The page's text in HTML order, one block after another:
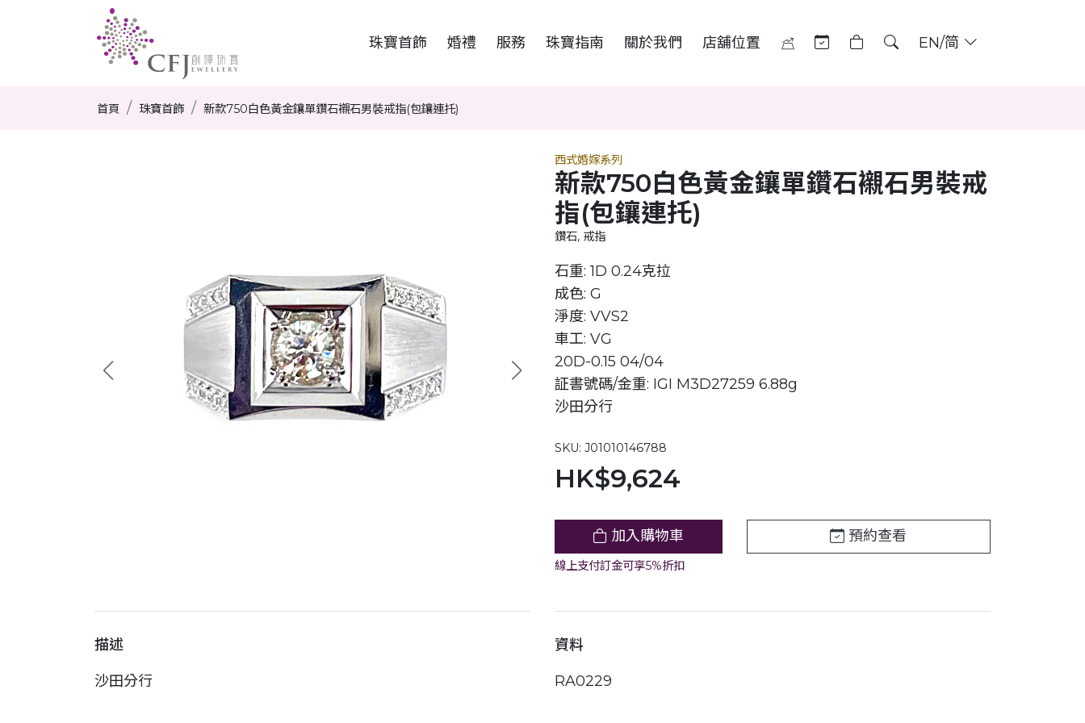
珠寶首飾 婚禮 服務 珠寶指南 關於我們 店舖位置 EN/简
首頁 珠寶首飾 新款750白色黃金鑲單鑽石襯石男裝戒指(包鑲連托)
西式婚嫁系列
新款750白色黃金鑲單鑽石襯石男裝戒
指(包鑲連托)
鑽石, 戒指
石重: 1D 0.24克拉
成色: G
淨度: VVS2
車工: VG
20D-0.15 04/04
証書號碼/金重: IGI M3D27259 6.88g
沙田分行
SKU: J01010146788
HK$9,624
加入購物車
線上支付訂金可享5%折扣
預約查看
描述
沙田分行
資料
RA0229